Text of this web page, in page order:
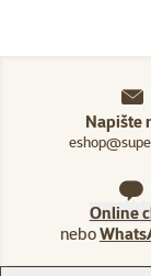
Napište
Online
nebo